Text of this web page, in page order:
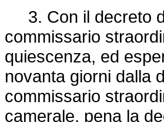
3. Con il decreto
commissario
quiescenza, ed
novanta giorni dalla
commissario
camerale, pena la